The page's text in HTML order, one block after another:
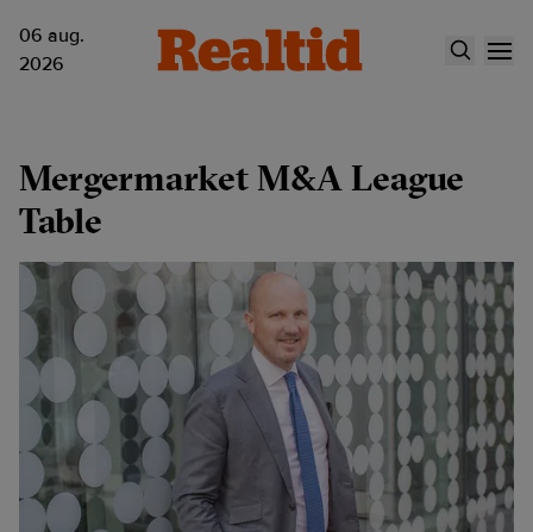
06 aug.
2026
Mergermarket M&A League
Table